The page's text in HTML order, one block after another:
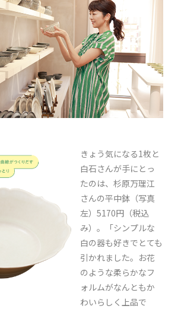
きょう気になる1枚と
白石さんが手にとっ
たのは、杉原万理江
さんの平中鉢（写真
左）5170円（税込
み）。「シンプルな
白の器も好きでとても
引かれました。お花
のような柔らかなフ
ォルムがなんともか
わいらしく上品で